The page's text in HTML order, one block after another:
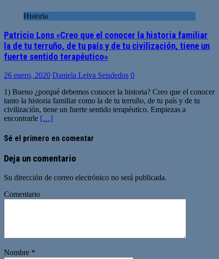
Historia
Patricio Lons «Creo que el conocer la historia familiar
la de tu terruño, de tu país y de tu civilización, tiene un
fuerte sentido terapéutico»
26 enero, 2020 Daniela Leiva Seisdedos 0
1) Bueno ¿porqué debemos conocer la historia? Creo que el conocer
tanto la historia familiar como la de tu terruño, de tu país y de tu
civilización, tiene un fuerte sentido terapéutico. Empiezas a
encontrarle […]
Sé el primero en comentar
Deja un comentario
Su dirección de correo electrónico no será publicada.
Comentario
Nombre *